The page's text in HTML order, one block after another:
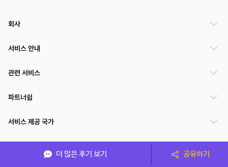
더 많은 후기 보기 공유하기
회사
서비스 안내
관련 서비스
파트너쉽
서비스 제공 국가
(주)NSPACE 사업자정보